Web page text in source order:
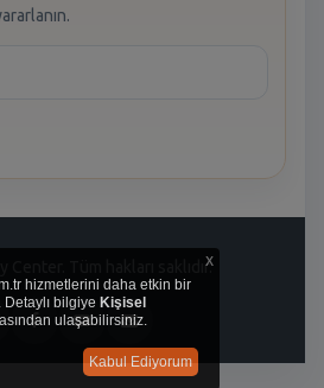
Center. Tüm hakları saklıdır.
x
hizmetlerini daha etkin bir
Detaylı bilgiye Kişisel
ulaşabilirsiniz.
Kabul Ediyorum